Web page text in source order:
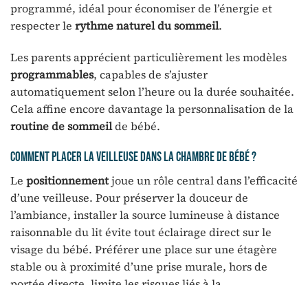
programmé, idéal pour économiser de l’énergie et
respecter le rythme naturel du sommeil.
Les parents apprécient particulièrement les modèles
programmables, capables de s’ajuster
automatiquement selon l’heure ou la durée souhaitée.
Cela affine encore davantage la personnalisation de la
routine de sommeilde bébé.
Comment placer la veilleuse dans la chambre de bébé ?
Le positionnementjoue un rôle central dans l’efficacité
d’une veilleuse. Pour préserver la douceur de
l’ambiance, installer la source lumineuse à distance
raisonnable du lit évite tout éclairage direct sur le
visage du bébé. Préférer une place sur une étagère
stable ou à proximité d’une prise murale, hors de